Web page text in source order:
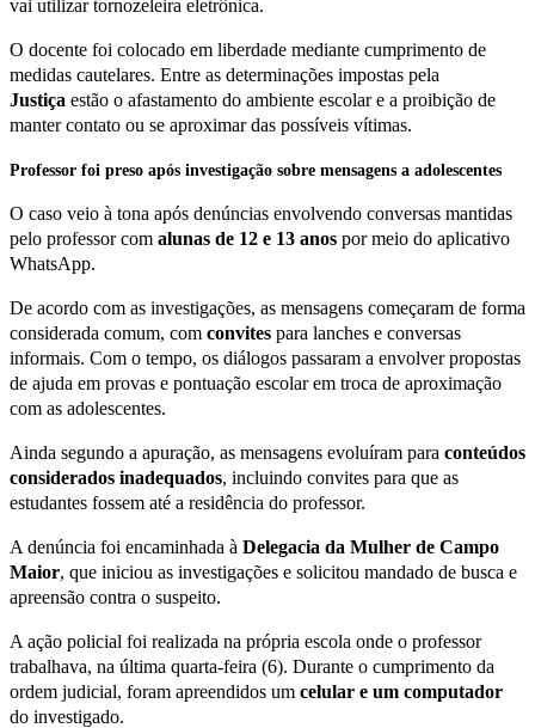
vai utilizar tornozeleira eletrônica.
O docente foi colocado em liberdade mediante cumprimento de
medidas cautelares. Entre as determinações impostas pela
Justiça estão o afastamento do ambiente escolar e a proibição de
manter contato ou se aproximar das possíveis vítimas.
Professor foi preso após investigação sobre mensagens a adolescentes
O caso veio à tona após denúncias envolvendo conversas mantidas
pelo professor com alunas de 12 e 13 anos por meio do aplicativo
WhatsApp.
De acordo com as investigações, as mensagens começaram de forma
considerada comum, com convites para lanches e conversas
informais. Com o tempo, os diálogos passaram a envolver propostas
de ajuda em provas e pontuação escolar em troca de aproximação
com as adolescentes.
Ainda segundo a apuração, as mensagens evoluíram para conteúdos
considerados inadequados, incluindo convites para que as
estudantes fossem até a residência do professor.
A denúncia foi encaminhada à Delegacia da Mulher de Campo
Maior, que iniciou as investigações e solicitou mandado de busca e
apreensão contra o suspeito.
A ação policial foi realizada na própria escola onde o professor
trabalhava, na última quarta-feira (6). Durante o cumprimento da
ordem judicial, foram apreendidos um celular e um computador
do investigado.